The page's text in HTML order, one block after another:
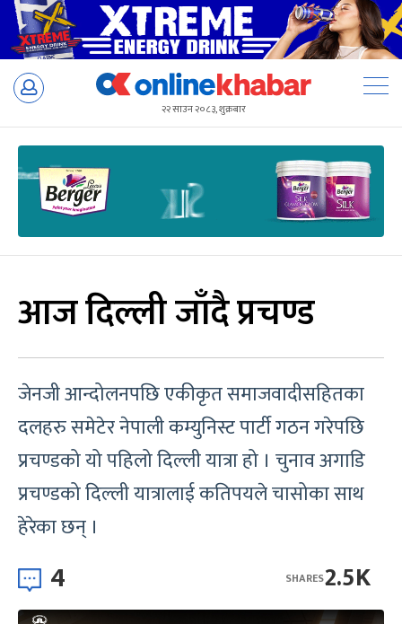
Skip
२२ साउन २०८३, शुक्रबार
आज दिल्ली जाँदै प्रचण्ड
जेनजी आन्दोलनपछि एकीकृत समाजवादीसहितका
दलहरु समेटेर नेपाली कम्युनिस्ट पार्टी गठन गरेपछि
प्रचण्डको यो पहिलो दिल्ली यात्रा हो । चुनाव अगाडि
प्रचण्डको दिल्ली यात्रालाई कतिपयले चासोका साथ
हेरेका छन् ।
4 2.5K
SHARES